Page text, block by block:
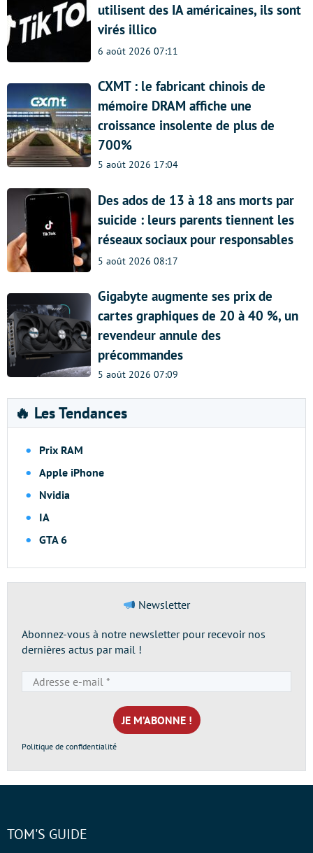
utilisent des IA américaines, ils sont
virés illico
6 août 2026 07:11
CXMT : le fabricant chinois de
mémoire DRAM affiche une
croissance insolente de plus de
700%
5 août 2026 17:04
Des ados de 13 à 18 ans morts par
suicide : leurs parents tiennent les
réseaux sociaux pour responsables
5 août 2026 08:17
Gigabyte augmente ses prix de
cartes graphiques de 20 à 40 %, un
revendeur annule des
précommandes
5 août 2026 07:09
🔥 Les Tendances
Prix RAM
Apple iPhone
Nvidia
IA
GTA 6
Newsletter
Abonnez-vous à notre newsletter pour recevoir nos
dernières actus par mail !
e-
mail
*
Politique de confidentialité
TOM'S GUIDE